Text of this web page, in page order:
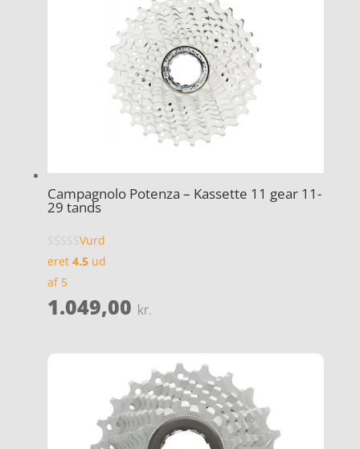
Campagnolo Potenza – Kassette 11 gear 11-
29 tands
Vurd
eret 4.5ud
af 5
1.049,00 kr.